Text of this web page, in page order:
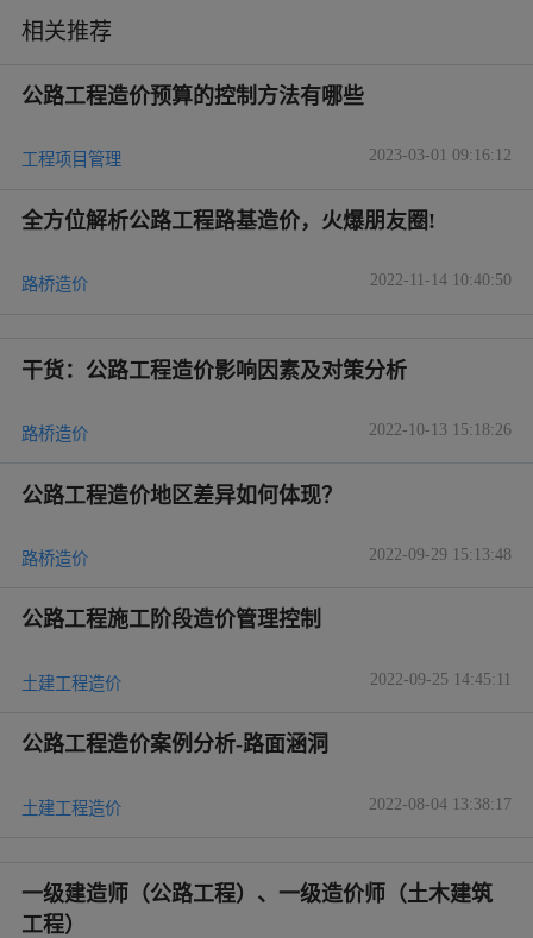
相关推荐
公路工程造价预算的控制方法有哪些
工程项目管理 2023-03-01 09:16:12
全方位解析公路工程路基造价，火爆朋友圈!
路桥造价 2022-11-14 10:40:50
干货：公路工程造价影响因素及对策分析
路桥造价 2022-10-13 15:18:26
公路工程造价地区差异如何体现？
路桥造价 2022-09-29 15:13:48
公路工程施工阶段造价管理控制
土建工程造价 2022-09-25 14:45:11
公路工程造价案例分析-路面涵洞
土建工程造价 2022-08-04 13:38:17
一级建造师（公路工程）、一级造价师（土木建筑
工程）